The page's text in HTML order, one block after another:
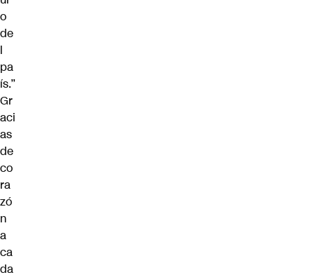
o
de
l
pa
ís.”
Gr
aci
as
de
co
ra
zó
n
a
ca
da